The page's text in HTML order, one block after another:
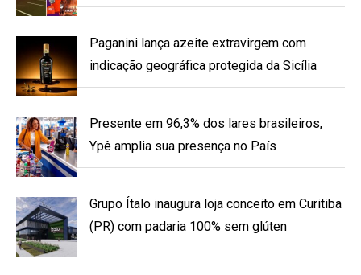
Paganini lança azeite extravirgem com
indicação geográfica protegida da Sicília
Presente em 96,3% dos lares brasileiros,
Ypê amplia sua presença no País
Grupo Ítalo inaugura loja conceito em Curitiba
(PR) com padaria 100% sem glúten